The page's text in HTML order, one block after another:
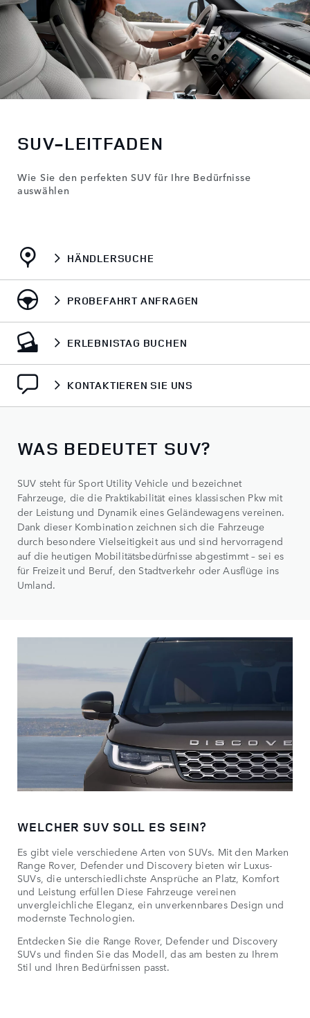
SUV-LEITFADEN
Wie Sie den perfekten SUV für Ihre Bedürfnisse
auswählen
HÄNDLERSUCHE
PROBEFAHRT ANFRAGEN
ERLEBNISTAG BUCHEN
KONTAKTIEREN SIE UNS
WAS BEDEUTET SUV?
SUV steht für Sport Utility Vehicle und bezeichnet
Fahrzeuge, die die Praktikabilität eines klassischen Pkw mit
der Leistung und Dynamik eines Geländewagens vereinen.
Dank dieser Kombination zeichnen sich die Fahrzeuge
durch besondere Vielseitigkeit aus und sind hervorragend
auf die heutigen Mobilitätsbedürfnisse abgestimmt – sei es
für Freizeit und Beruf, den Stadtverkehr oder Ausflüge ins
Umland.
WELCHER SUV SOLL ES SEIN?
Es gibt viele verschiedene Arten von SUVs. Mit den Marken
Range Rover, Defender und Discovery bieten wir Luxus-
SUVs, die unterschiedlichste Ansprüche an Platz, Komfort
und Leistung erfüllen Diese Fahrzeuge vereinen
unvergleichliche Eleganz, ein unverkennbares Design und
modernste Technologien.
Entdecken Sie die Range Rover, Defender und Discovery
SUVs und finden Sie das Modell, das am besten zu Ihrem
Stil und Ihren Bedürfnissen passt.